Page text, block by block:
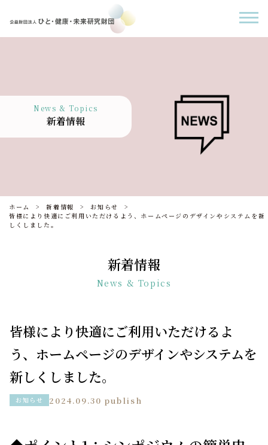
News & Topics
新着情報
ホーム 新着情報
お知らせ
皆様により快適にご利用いただけるよう、ホームページのデザインやシステムを新
しくしました。
新着情報
News & Topics
皆様により快適にご利用いただけるよ
う、ホームページのデザインやシステムを
新しくしました。
お知らせ 2024.09.30 publish